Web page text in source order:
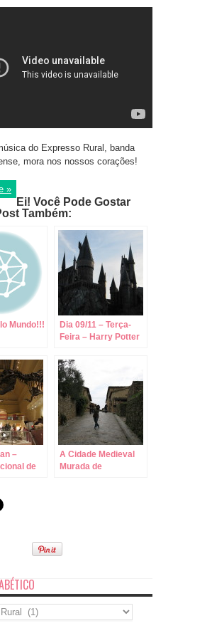
do Expresso Rural, banda
mora nos nossos corações!
»
Ei! Você Pode Gostar
Também:
Mundo!!!
Dia 09/11 – Terça-
Feira – Harry Potter
–
de
A Cidade Medieval
Murada de